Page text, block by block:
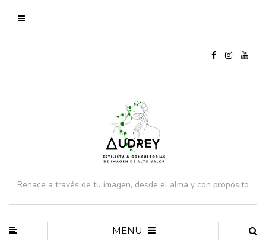
Renace a través de tu imagen, desde el alma y con propósito
MENU